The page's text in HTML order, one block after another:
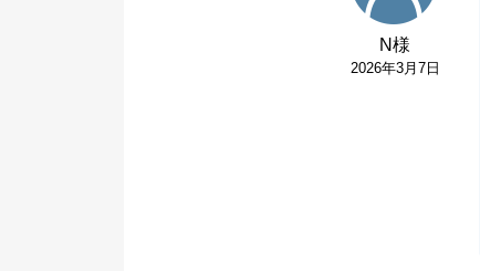
N様
2026年3月7日